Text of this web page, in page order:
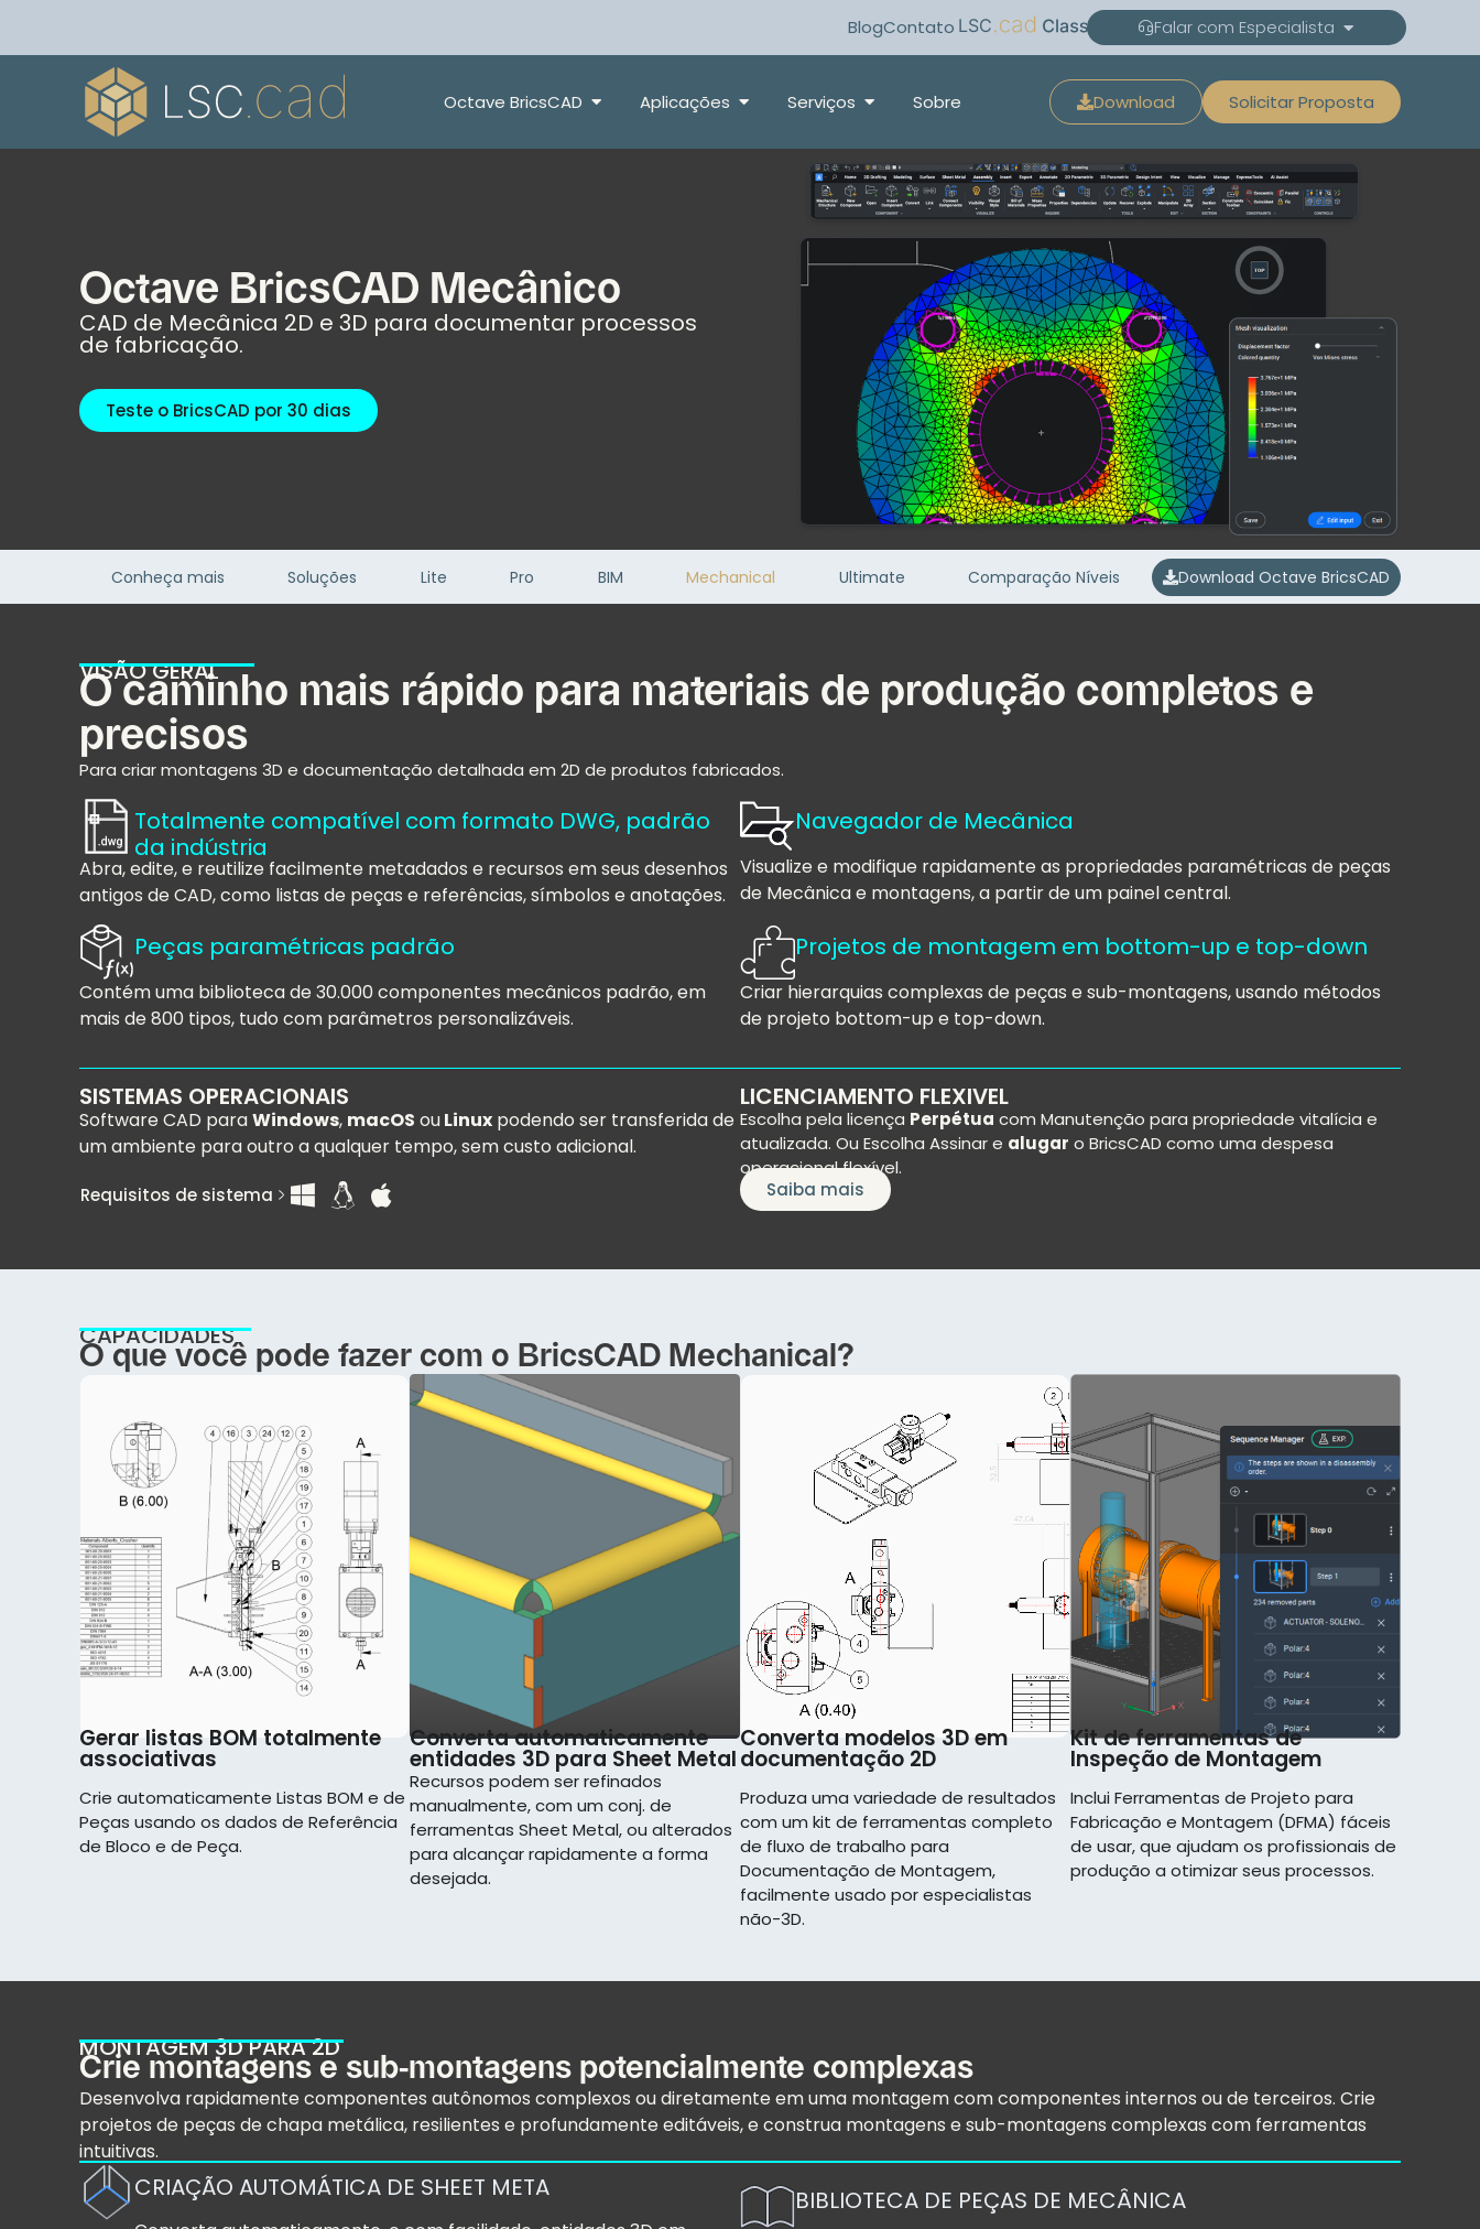
BlogContato LSC Falar com Especialista
Octave BricsCAD Aplicações Serviços Sobre Download Solicitar Proposta
Octave BricsCAD Mecânico
CAD de Mecânica 2D e 3D para documentar processos
de fabricação.
Teste o BricsCAD por 30 dias
Conheça mais Soluções Lite Pro BIM Mechanical Ultimate Comparação Níveis Download Octave BricsCAD
VISÃO GERAL
O caminho mais rápido para materiais de produção completos e
precisos
Para criar montagens 3D e documentação detalhada em 2D de produtos fabricados.
Totalmente compatível com formato DWG, padrão
da indústria
Abra, edite, e reutilize facilmente metadados e recursos em seus desenhos
antigos de CAD, como listas de peças e referências, símbolos e anotações.
Navegador de Mecânica
Visualize e modifique rapidamente as propriedades paramétricas de peças
de Mecânica e montagens, a partir de um painel central.
Peças paramétricas padrão
Contém uma biblioteca de 30.000 componentes mecânicos padrão, em
mais de 800 tipos, tudo com parâmetros personalizáveis.
Projetos de montagem em bottom-up e top-down
Criar hierarquias complexas de peças e sub-montagens, usando métodos
de projeto bottom-up e top-down.
SISTEMAS OPERACIONAIS
Software CAD paraWindows, macOS ouLinux podendo ser transferida de
um ambiente para outro a qualquer tempo, sem custo adicional.
Requisitos de sistema
LICENCIAMENTO FLEXIVEL
Escolha pela licença Perpétua com Manutenção para propriedade vitalícia e
atualizada. Ou Escolha Assinar e alugar o BricsCAD como uma despesa
operacional flexível.
Saiba mais
CAPACIDADES
O que você pode fazer com o BricsCAD Mechanical?
Gerar listas BOM totalmente
associativas
Crie automaticamente Listas BOM e de
Peças usando os dados de Referência
de Bloco e de Peça.
Converta automaticamente
entidades 3D para Sheet Metal
Recursos podem ser refinados
manualmente, com um conj. de
ferramentas Sheet Metal, ou alterados
para alcançar rapidamente a forma
desejada.
Converta modelos 3D em
documentação 2D
Produza uma variedade de resultados
com um kit de ferramentas completo
de fluxo de trabalho para
Documentação de Montagem,
facilmente usado por especialistas
não-3D.
Kit de ferramentas de
Inspeção de Montagem
Inclui Ferramentas de Projeto para
Fabricação e Montagem (DFMA) fáceis
de usar, que ajudam os profissionais de
produção a otimizar seus processos.
MONTAGEM 3D PARA 2D
Crie montagens e sub-montagens potencialmente complexas
Desenvolva rapidamente componentes autônomos complexos ou diretamente em uma montagem com componentes internos ou de terceiros. Crie
projetos de peças de chapa metálica, resilientes e profundamente editáveis, e construa montagens e sub-montagens complexas com ferramentas
intuitivas.
CRIAÇÃO AUTOMÁTICA DE SHEET META BIBLIOTECA DE PEÇAS DE MECÂNICA